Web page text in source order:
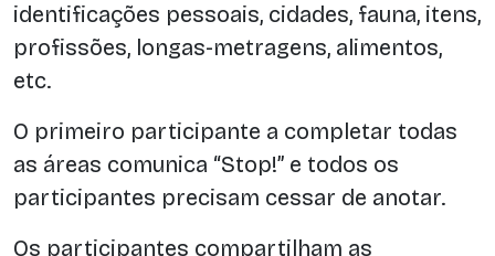
identificações pessoais, cidades, fauna, itens,
profissões, longas-metragens, alimentos,
etc.
O primeiro participante a completar todas
as áreas comunica “Stop!” e todos os
participantes precisam cessar de anotar.
Os participantes compartilham as